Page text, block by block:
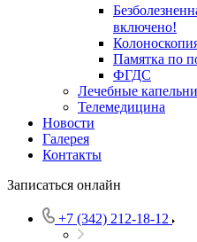
включено!
Памятка по
ФГДС
Лечебные
Телемедицина
Новости
Галерея
Контакты
Записаться онлайн
+7 (342) 212-18-12